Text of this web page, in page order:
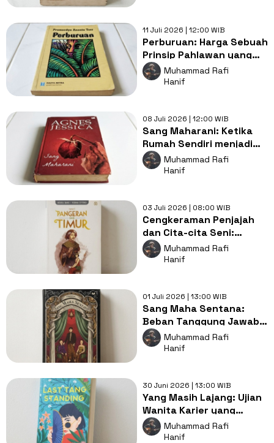
11 Juli 2026 | 12:00 WIB
Perburuan: Harga Sebuah
Prinsip Pahlawan yang
menjadi Mangsa di Tanah
Sendiri
Muhammad Rafi
Hanif
08 Juli 2026 | 12:00 WIB
Sang Maharani: Ketika
Rumah Sendiri menjadi
Tempat yang Paling
Berbahaya
Muhammad Rafi
Hanif
03 Juli 2026 | 08:00 WIB
Cengkeraman Penjajah
dan Cita-cita Seni:
Konflik Batin Pangeran
dari Timur
Muhammad Rafi
Hanif
01 Juli 2026 | 13:00 WIB
Sang Maha Sentana:
Beban Tanggung Jawab
Bangsawan yang
Melampaui Janji Suci
Muhammad Rafi
Hanif
30 Juni 2026 | 13:00 WIB
Yang Masih Lajang: Ujian
Wanita Karier yang
Berhadapan Tuntutan
Pernikahan
Muhammad Rafi
Hanif